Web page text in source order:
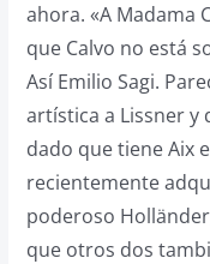
ahora. «A Madama
que Calvo no está
Así Emilio Sagi.
artística a Lissner y
dado que tiene Aix
recientemente
poderoso
que otros dos